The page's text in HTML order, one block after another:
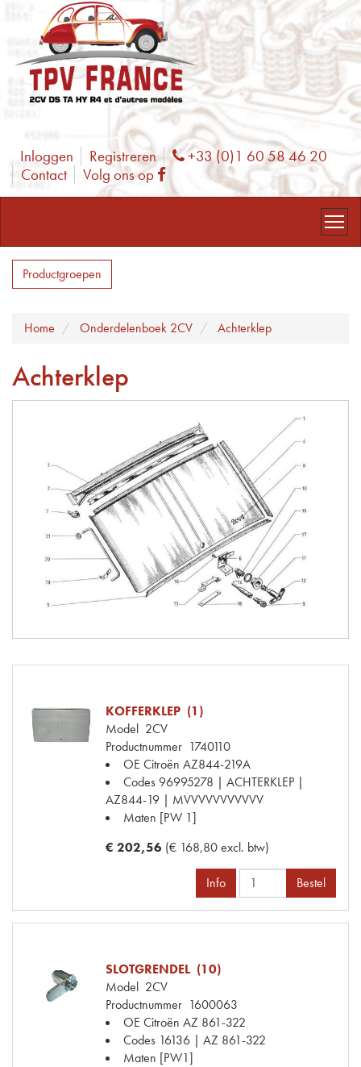
Inloggen Registreren Phone
+33 (0)1 60 58 46 20
Contact
Volg ons op Facebook
Productgroepen
Home Onderdelenboek 2CV Achterklep
Achterklep
KOFFERKLEP (1)
Model 2CV
Productnummer 1740110
OE Citroën AZ844-219A
Codes 96995278 | ACHTERKLEP |
AZ844-19 | MVVVVVVVVVVV
Maten [PW 1]
€ 202,56 (€ 168,80 excl. btw)
Info Bestel
SLOTGRENDEL (10)
Model 2CV
Productnummer 1600063
OE Citroën AZ 861-322
Codes 16136 | AZ 861-322
Maten [PW1]